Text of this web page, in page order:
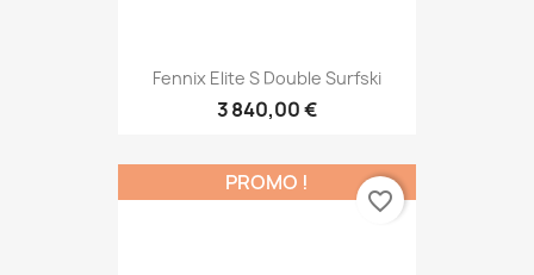
Fennix Elite S Double Surfski
3 840,00 €
PROMO !
favorite_border